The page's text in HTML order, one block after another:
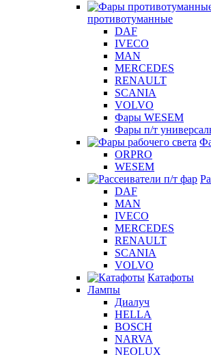
противотуманные
DAF
IVECO
MAN
MERCEDES
RENAULT
SCANIA
VOLVO
Фары WESEM
Фары п/т
ORPRO
WESEM
DAF
MAN
IVECO
MERCEDES
RENAULT
SCANIA
VOLVO
Катафоты
Лампы
Диалуч
HELLA
BOSCH
NARVA
NEOLUX